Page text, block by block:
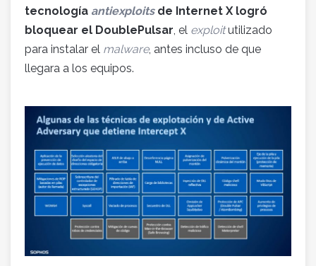
tecnología antiexploits de Internet X logró
bloquear el DoublePulsar, el exploitutilizado
para instalar el malware, antes incluso de que
llegara a los equipos.